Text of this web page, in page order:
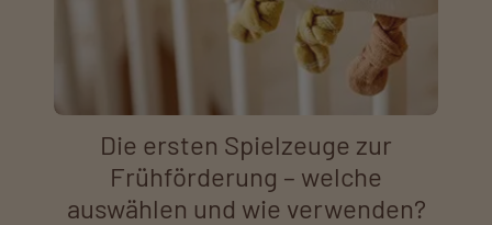
Die ersten Spielzeuge zur
Frühförderung – welche
auswählen und wie verwenden?